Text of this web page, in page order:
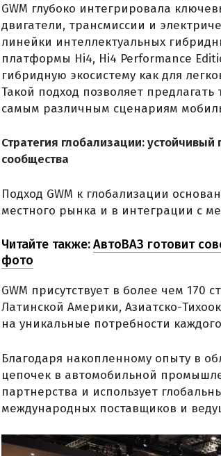
GWM глубоко интегрировала
двигатели, трансмиссии и
линейки интеллектуальных
платформы Hi4, Hi4 Performance
гибридную экосистему как для
Такой подход позволяет
самым различным сценариям
Стратегия глобализации: устойчивый
сообщества
Подход GWM к глобализации
местного рынка и в интеграции с
Читайте также:АвтоВАЗ готовит
фото
GWM присутствует в более чем 170
Латинской Америки, Азиатско-
на уникальные потребности
Благодаря накопленному опыту в
цепочек в автомобильной
партнерства и использует
международных поставщиков и